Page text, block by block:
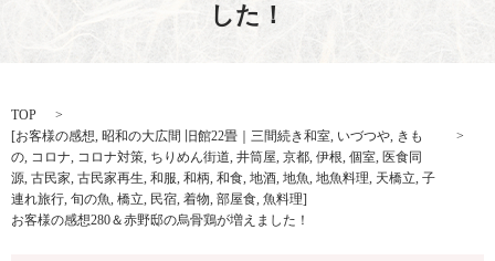
した！
TOP
[お客様の感想, 昭和の大広間 旧館22畳｜三間続き和室, いづつや, きも
の, コロナ, コロナ対策, ちりめん街道, 井筒屋, 京都, 伊根, 個室, 医食同
源, 古民家, 古民家再生, 和服, 和柄, 和食, 地酒, 地魚, 地魚料理, 天橋立, 子
連れ旅行, 旬の魚, 橋立, 民宿, 着物, 部屋食, 魚料理]
お客様の感想280＆赤野邸の烏骨鶏が増えました！